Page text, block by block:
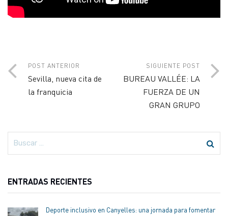
POST ANTERIOR
Sevilla, nueva cita de
la franquicia
SIGUIENTE POST
BUREAU VALLÉE: LA
FUERZA DE UN
GRAN GRUPO
ENTRADAS RECIENTES
Deporte inclusivo en Canyelles: una jornada para fomentar